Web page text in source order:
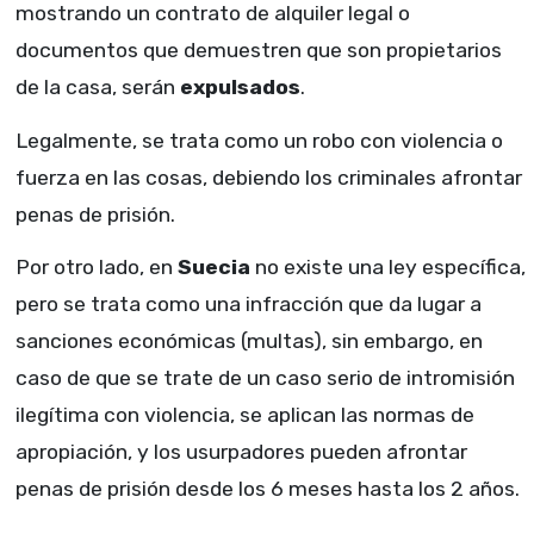
mostrando un contrato de alquiler legal o
documentos que demuestren que son propietarios
de la casa, serán expulsados.
Legalmente, se trata como un robo con violencia o
fuerza en las cosas, debiendo los criminales afrontar
penas de prisión.
Por otro lado, enSuecia no existe una ley específica,
pero se trata como una infracción que da lugar a
sanciones económicas (multas), sin embargo, en
caso de que se trate de un caso serio de intromisión
ilegítima con violencia, se aplican las normas de
apropiación, y los usurpadores pueden afrontar
penas de prisión desde los 6 meses hasta los 2 años.